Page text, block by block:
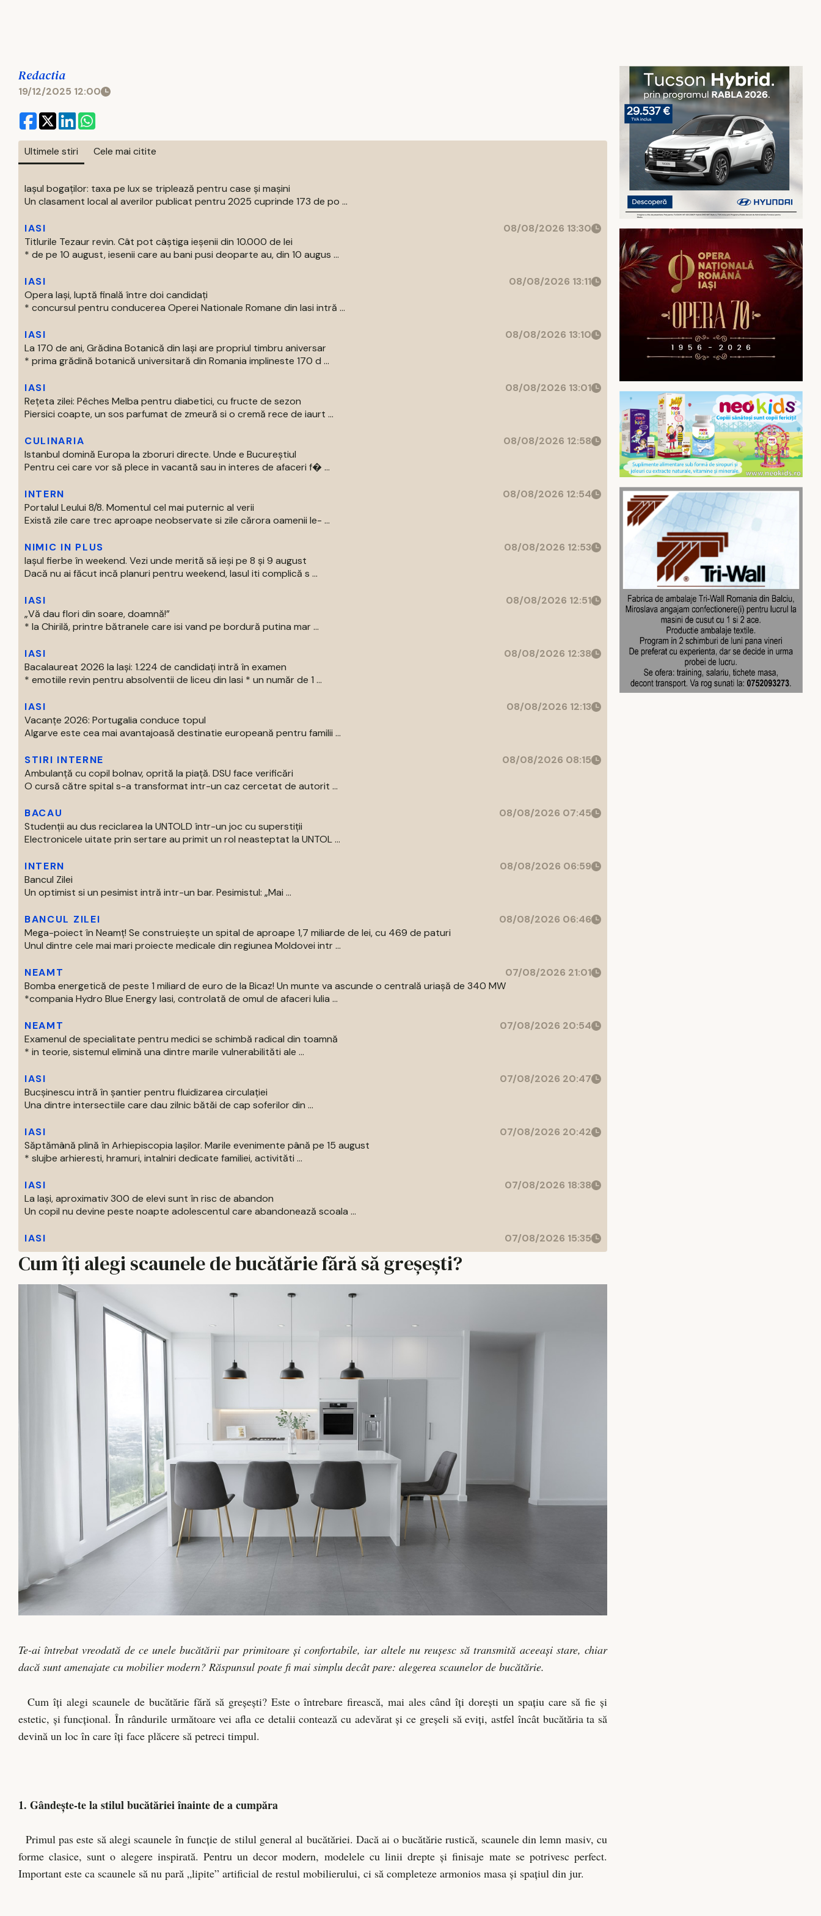
Redactia
19/12/2025 12:00
Ultimele stiri Cele mai citite
Iașul bogaților: taxa pe lux se triplează pentru case și mașini
Un clasament local al averilor publicat pentru 2025 cuprinde 173 de po ...
IASI
08/08/2026 13:30
Titlurile Tezaur revin. Cât pot câștiga ieșenii din 10.000 de lei
* de pe 10 august, iesenii care au bani pusi deoparte au, din 10 augus ...
IASI
08/08/2026 13:11
Opera Iași, luptă finală între doi candidați
* concursul pentru conducerea Operei Nationale Romane din Iasi intră ...
IASI
08/08/2026 13:10
La 170 de ani, Grădina Botanică din Iași are propriul timbru aniversar
* prima grădină botanică universitară din Romania implineste 170 d ...
IASI
08/08/2026 13:01
Rețeta zilei: Pêches Melba pentru diabetici, cu fructe de sezon
Piersici coapte, un sos parfumat de zmeură si o cremă rece de iaurt ...
CULINARIA
08/08/2026 12:58
Istanbul domină Europa la zboruri directe. Unde e Bucureștiul
Pentru cei care vor să plece in vacantă sau in interes de afaceri f� ...
INTERN
08/08/2026 12:54
Portalul Leului 8/8. Momentul cel mai puternic al verii
Există zile care trec aproape neobservate si zile cărora oamenii le- ...
NIMIC IN PLUS
08/08/2026 12:53
Iașul fierbe în weekend. Vezi unde merită să ieși pe 8 și 9 august
Dacă nu ai făcut incă planuri pentru weekend, Iasul iti complică s ...
IASI
08/08/2026 12:51
„Vă dau flori din soare, doamnă!”
* la Chirilă, printre bătranele care isi vand pe bordură putina mar ...
IASI
08/08/2026 12:38
Bacalaureat 2026 la Iași: 1.224 de candidați intră în examen
* emotiile revin pentru absolventii de liceu din Iasi * un număr de 1 ...
IASI
08/08/2026 12:13
Vacanțe 2026: Portugalia conduce topul
Algarve este cea mai avantajoasă destinatie europeană pentru familii ...
STIRI INTERNE
08/08/2026 08:15
Ambulanță cu copil bolnav, oprită la piață. DSU face verificări
O cursă către spital s-a transformat intr-un caz cercetat de autorit ...
BACAU
08/08/2026 07:45
Studenții au dus reciclarea la UNTOLD într-un joc cu superstiții
Electronicele uitate prin sertare au primit un rol neasteptat la UNTOL ...
INTERN
08/08/2026 06:59
Bancul Zilei
Un optimist si un pesimist intră intr-un bar. Pesimistul: „Mai ...
BANCUL ZILEI
08/08/2026 06:46
Mega-poiect în Neamț! Se construiește un spital de aproape 1,7 miliarde de lei, cu 469 de paturi
Unul dintre cele mai mari proiecte medicale din regiunea Moldovei intr ...
NEAMT
07/08/2026 21:01
Bomba energetică de peste 1 miliard de euro de la Bicaz! Un munte va ascunde o centrală uriașă de 340 MW
*compania Hydro Blue Energy Iasi, controlată de omul de afaceri Iulia ...
NEAMT
07/08/2026 20:54
Examenul de specialitate pentru medici se schimbă radical din toamnă
* in teorie, sistemul elimină una dintre marile vulnerabilităti ale ...
IASI
07/08/2026 20:47
Bucșinescu intră în șantier pentru fluidizarea circulației
Una dintre intersectiile care dau zilnic bătăi de cap soferilor din ...
IASI
07/08/2026 20:42
Săptămână plină în Arhiepiscopia Iașilor. Marile evenimente până pe 15 august
* slujbe arhieresti, hramuri, intalniri dedicate familiei, activităti ...
IASI
07/08/2026 18:38
La Iași, aproximativ 300 de elevi sunt în risc de abandon
Un copil nu devine peste noapte adolescentul care abandonează scoala ...
IASI 07/08/2026 15:35
Cum îți alegi scaunele de bucătărie fără să greșești?
Te-ai întrebat vreodată de ce unele bucătării par primitoare și confortabile, iar altele nu reușesc să transmită aceeași stare, chiar
dacă sunt amenajate cu mobilier modern? Răspunsul poate fi mai simplu decât pare: alegerea scaunelor de bucătărie.
Cum îți alegi scaunele de bucătărie fără să greșești? Este o întrebare firească, mai ales când îți dorești un spațiu care să fie și
estetic, și funcțional. În rândurile următoare vei afla ce detalii contează cu adevărat și ce greșeli să eviți, astfel încât bucătăria ta să
devină un loc în care îți face plăcere să petreci timpul.
1. Gândește-te la stilul bucătăriei înainte de a cumpăra
Primul pas este să alegi scaunele în funcție de stilul general al bucătăriei. Dacă ai o bucătărie rustică, scaunele din lemn masiv, cu
forme clasice, sunt o alegere inspirată. Pentru un decor modern, modelele cu linii drepte și finisaje mate se potrivesc perfect.
Important este ca scaunele să nu pară „lipite” artificial de restul mobilierului, ci să completeze armonios masa și spațiul din jur.